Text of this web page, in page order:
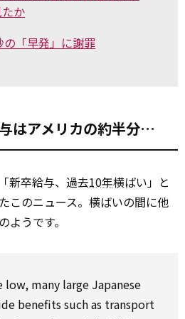
か
「早発」に謝罪
はアメリカの約半分…
新卒給与、過去10年横ばい」と
このニュース。横ばいの間に他
ようです。
low, many large Japanese
benefits such as transport